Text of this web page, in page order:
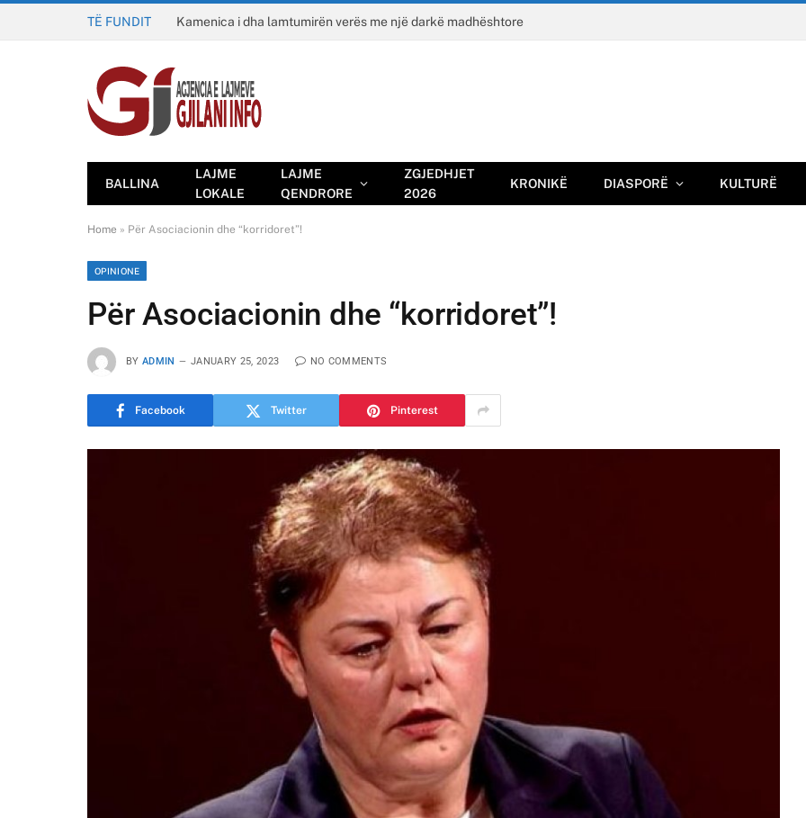
TË FUNDIT Kamenica i dha lamtumirën verës me një darkë madhështore
BALLINA
LAJME
LOKALE
LAJME
QENDRORE
ZGJEDHJET
2026
KRONIKË DIASPORË KULTURË
Home » Për Asociacionin dhe “korridoret”!
OPINIONE
Për Asociacionin dhe “korridoret”!
BY ADMIN JANUARY 25, 2023 NO COMMENTS
Facebook Twitter Pinterest